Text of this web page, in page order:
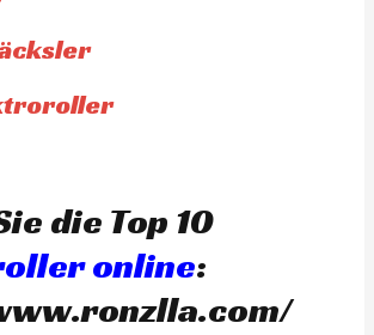
die Top 10
online: